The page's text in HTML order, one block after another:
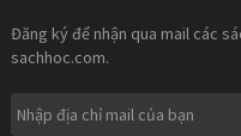
Đăng ký để nhận qua mail các
sachhoc.com.